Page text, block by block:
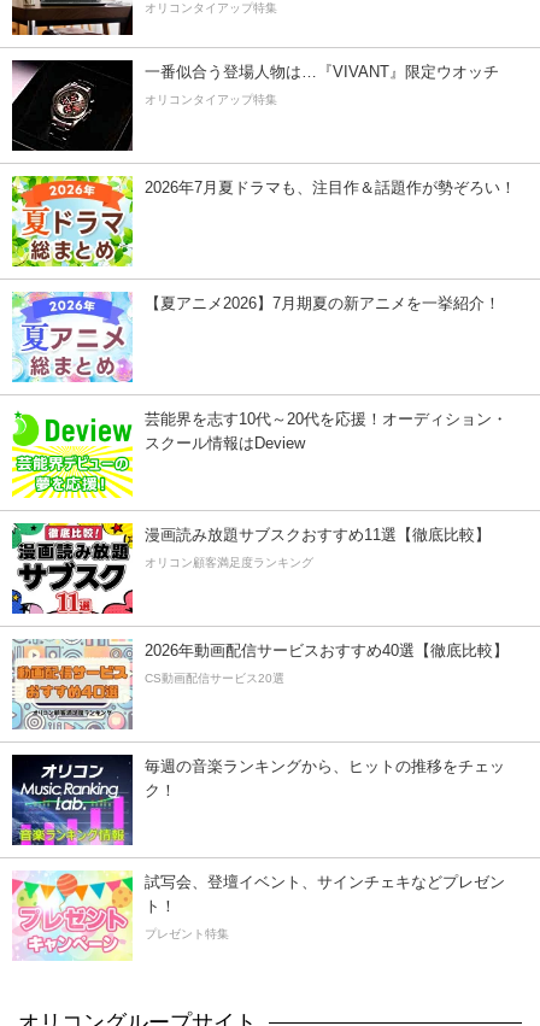
オリコンタイアップ特集
一番似合う登場人物は…『VIVANT』限定ウオッチ
オリコンタイアップ特集
2026年7月夏ドラマも、注目作＆話題作が勢ぞろい！
【夏アニメ2026】7月期夏の新アニメを一挙紹介！
芸能界を志す10代～20代を応援！オーディション・
スクール情報はDeview
漫画読み放題サブスクおすすめ11選【徹底比較】
オリコン顧客満足度ランキング
2026年動画配信サービスおすすめ40選【徹底比較】
CS動画配信サービス20選
毎週の音楽ランキングから、ヒットの推移をチェッ
ク！
試写会、登壇イベント、サインチェキなどプレゼン
ト！
プレゼント特集